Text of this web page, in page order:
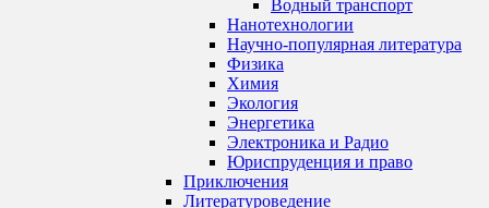
Водный транспорт
Нанотехнологии
Научно-популярная литература
Физика
Химия
Экология
Энергетика
Электроника и Радио
Юриспруденция и право
Приключения
Литературоведение